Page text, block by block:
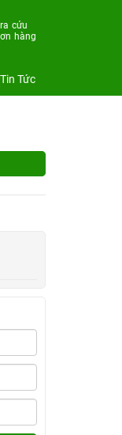
cứu
hàng
Tin Tức